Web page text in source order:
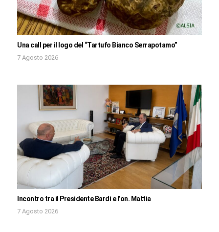
Una call per il logo del “Tartufo Bianco Serrapotamo”
7 Agosto 2026
Incontro tra il Presidente Bardi e l’on. Mattia
7 Agosto 2026